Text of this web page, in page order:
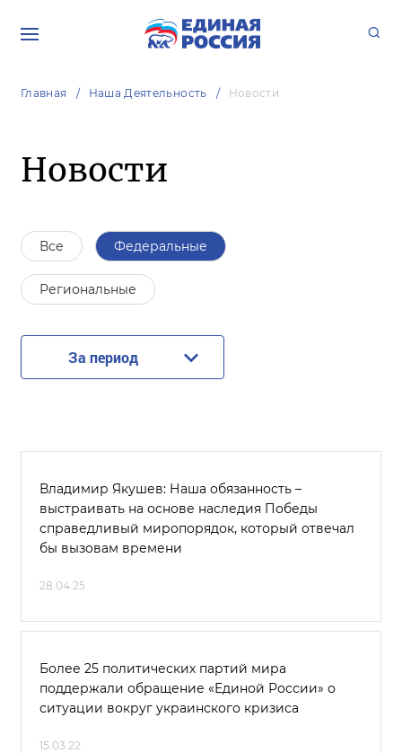
Главная Наша Деятельность Новости
Новости
Все Федеральные
Региональные
За период
Владимир Якушев: Наша обязанность –
выстраивать на основе наследия Победы
справедливый миропорядок, который отвечал
бы вызовам времени
28.04.25
Более 25 политических партий мира
поддержали обращение «Единой России» о
ситуации вокруг украинского кризиса
15.03.22